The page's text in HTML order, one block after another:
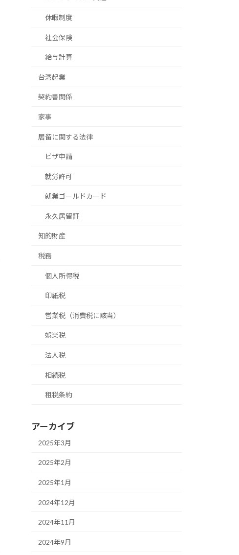
休暇制度
社会保険
給与計算
台湾起業
契約書関係
家事
居留に関する法律
ビザ申請
就労許可
就業ゴールドカード
永久居留証
知的財産
税務
個人所得税
印紙税
営業税（消費税に該当）
娯楽税
法人税
相続税
租税条約
アーカイブ
2025年3月
2025年2月
2025年1月
2024年12月
2024年11月
2024年9月